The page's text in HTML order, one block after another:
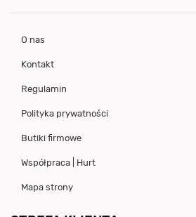
O nas
Kontakt
Regulamin
Polityka prywatności
Butiki firmowe
Współpraca | Hurt
Mapa strony